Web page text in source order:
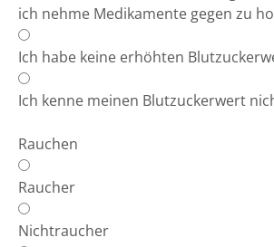
ich nehme Medikamente gegen zu
Ich habe keine erhöhten
Ich kenne meinen Blutzuckerwert
Rauchen
Raucher
Nichtraucher